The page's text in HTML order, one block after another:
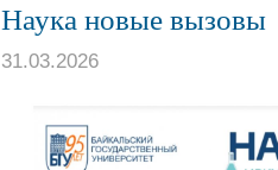
Наука новые вызовы
31.03.2026